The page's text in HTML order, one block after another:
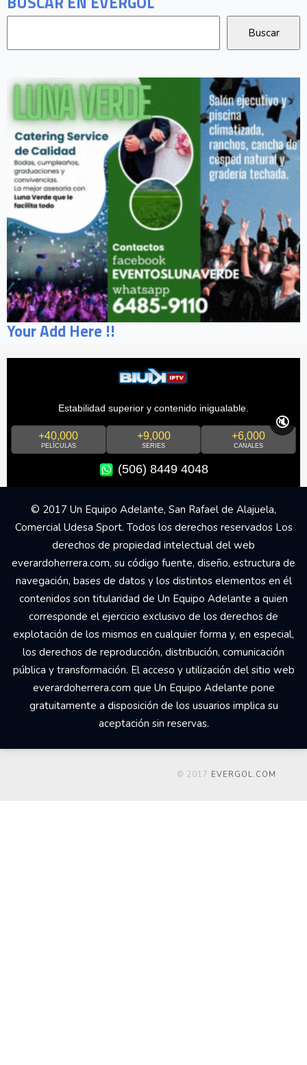
Your Add Here !!
Estabilidad superior y contenido inigualable.
+40,000
PELÍCULAS
+9,000
SERIES
+6,000
CANALES
(506) 8449 4048
🔇
© 2017 Un Equipo Adelante, San Rafael de Alajuela,
Comercial Udesa Sport. Todos los derechos reservados Los
derechos de propiedad intelectual del web
everardoherrera.com, su código fuente, diseño, estructura de
navegación, bases de datos y los distintos elementos en él
contenidos son titularidad de Un Equipo Adelante a quien
corresponde el ejercicio exclusivo de los derechos de
explotación de los mismos en cualquier forma y, en especial,
los derechos de reproducción, distribución, comunicación
pública y transformación. El acceso y utilización del sitio web
everardoherrera.com que Un Equipo Adelante pone
gratuitamente a disposición de los usuarios implica su
aceptación sin reservas.
© 2017 EVERGOL.COM